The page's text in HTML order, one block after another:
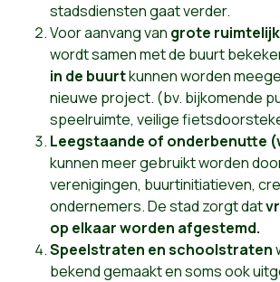
stadsdiensten gaat verder.
Voor aanvang van grote
wordt samen met de buurt
in de buurtkunnen worden
nieuwe project. (bv. bijkomende
speelruimte, veilige
Leegstaande of onderbenutte
kunnen meer gebruikt worden
verenigingen, buurtinitiatieven,
ondernemers. De stad zorgt dat
op elkaar worden afgestemd.
Speelstraten en schoolstraten
bekend gemaakt en soms ook